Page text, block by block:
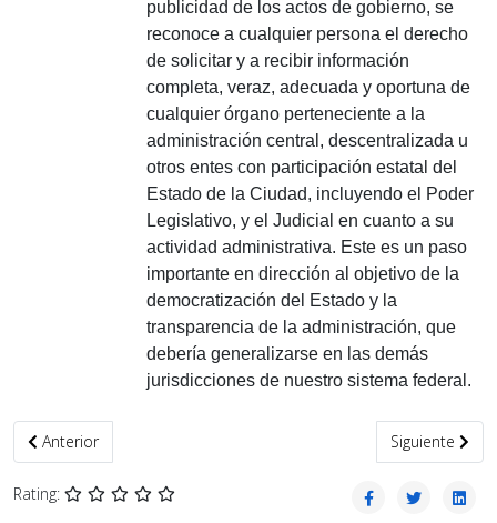
publicidad de los actos de gobierno, se
reconoce a cualquier persona el derecho
de solicitar y a recibir información
completa, veraz, adecuada y oportuna de
cualquier órgano perteneciente a la
administración central, descentralizada u
otros entes con participación estatal del
Estado de la Ciudad, incluyendo el Poder
Legislativo, y el Judicial en cuanto a su
actividad administrativa. Este es un paso
importante en dirección al objetivo de la
democratización del Estado y la
transparencia de la administración, que
debería generalizarse en las demás
jurisdicciones de nuestro sistema federal.
Artículo anterior: La utopía del capitalismo democrático
Anterior Artículo
Siguiente
Rating: